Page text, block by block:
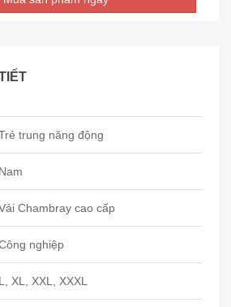
trung năng động
Nam
Chambray cao cấp
nghiệp
L, XL, XXL, XXXL